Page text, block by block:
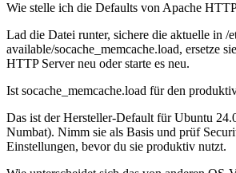
Wie stelle ich die Defaults von Apache
Lad die Datei runter, sichere die aktuelle in /
available/socache_memcache.load, ersetze
HTTP Server neu oder starte es neu.
Ist socache_memcache.load für den
Das ist der Hersteller-Default für Ubuntu
Numbat). Nimm sie als Basis und prüf
Einstellungen, bevor du sie produktiv nutzt.